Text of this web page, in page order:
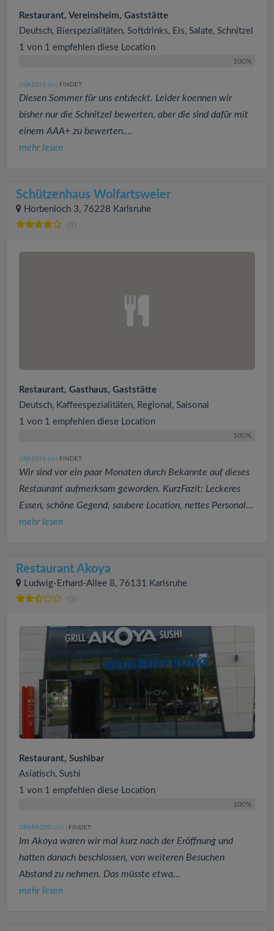
Restaurant, Vereinsheim, Gaststätte
Deutsch, Bierspezialitäten, Softdrinks, Eis, Salate, Schnitzel
1 von 1 empfehlen diese Location
100%
LISA1010 (16 ) FINDET:
Diesen Sommer für uns entdeckt. Leider koennen wir
bisher nur die Schnitzel bewerten, aber die sind dafür mit
einem AAA+ zu bewerten....
mehr lesen
Schützenhaus Wolfartsweier
Horbenloch 3, 76228 Karlsruhe
Restaurant, Gasthaus, Gaststätte
Deutsch, Kaffeespezialitäten, Regional, Saisonal
1 von 1 empfehlen diese Location
100%
LISA1010 (16 ) FINDET:
Wir sind vor ein paar Monaten durch Bekannte auf dieses
Restaurant aufmerksam geworden. KurzFazit: Leckeres
Essen, schöne Gegend, saubere Location, nettes Personal...
mehr lesen
Restaurant Akoya
Ludwig-Erhard-Allee 8, 76131 Karlsruhe
(3)
Restaurant, Sushibar
Asiatisch, Sushi
1 von 1 empfehlen diese Location
100%
OPARAZZO (125 ) FINDET:
Im Akoya waren wir mal kurz nach der Eröffnung und
hatten danach beschlossen, von weiteren Besuchen
Abstand zu nehmen. Das müsste etwa...
mehr lesen